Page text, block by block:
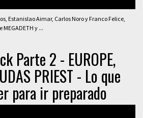
Estanislao Aimar, Carlos Noro y Franco Felice,
y ...
Parte 2 - EUROPE,
PRIEST - Lo que
para ir preparado